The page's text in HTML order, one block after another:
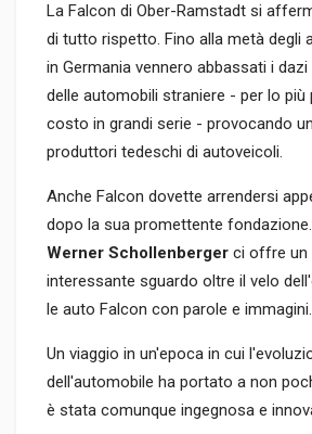
La Falcon di Ober-Ramstadt si
di tutto rispetto. Fino alla metà degli
in Germania vennero abbassati i
delle automobili straniere - per lo
costo in grandi serie - provocando
produttori tedeschi di autoveicoli.
Anche Falcon dovette arrendersi
dopo la sua promettente
Werner Schollenberger ci offre un
interessante sguardo oltre il velo
le auto Falcon con parole e immagini.
Un viaggio in un'epoca in cui
dell'automobile ha portato a non
è stata comunque ingegnosa e